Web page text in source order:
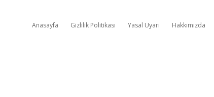
Anasayfa Gizlilik Politikası Yasal Uyarı Hakkımızda